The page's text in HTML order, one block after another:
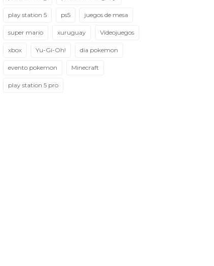
play station 5 ps5 juegos de mesa
super mario xuruguay Videojuegos
xbox Yu-Gi-Oh! dia pokemon
evento pokemon Minecraft
play station 5 pro